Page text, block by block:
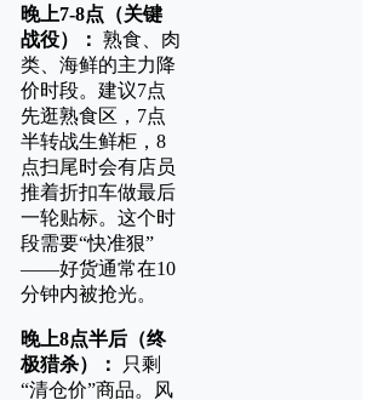
晚上7-8点（关键
战役）： 熟食、肉
类、海鲜的主力降
价时段。建议7点
先逛熟食区，7点
半转战生鲜柜，8
点扫尾时会有店员
推着折扣车做最后
一轮贴标。这个时
段需要“快准狠”
——好货通常在10
分钟内被抢光。
晚上8点半后（终
极猎杀）：
只剩
“清仓价”商品。风